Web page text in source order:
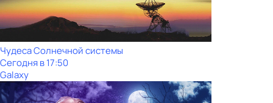
Чудеса Солнечной системы
Сегодня в 17:50
Galaxy